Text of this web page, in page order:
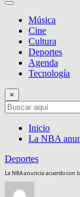
Música
Cine
Cultura
Deportes
Agenda
Tecnología
×
Inicio
La NBA
Deportes
La NBA anuncia acuerdo con